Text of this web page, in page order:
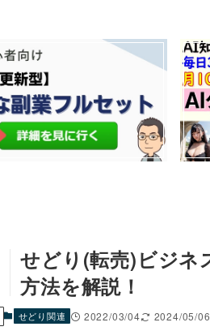
せどり(転売)ビジ
方法を解説！
せどり関連 2022/03/04 2024/05/06